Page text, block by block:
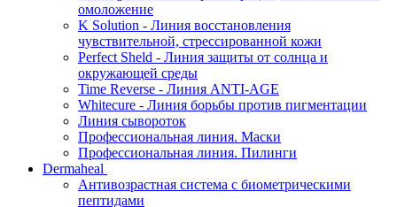
омоложение
K Solution - Линия восстановления
чувствительной, стрессированной кожи
Perfect Sheld - Линия защиты от солнца и
окружающей среды
Time Reverse - Линия ANTI-AGE
Whitecure - Линия борьбы против пигментации
Линия сывороток
Профессиональная линия. Маски
Профессиональная линия. Пилинги
Dermaheal
Антивозрастная система с биометрическими
пептидами